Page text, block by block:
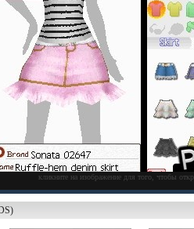
кликните на изображение для того, чтобы